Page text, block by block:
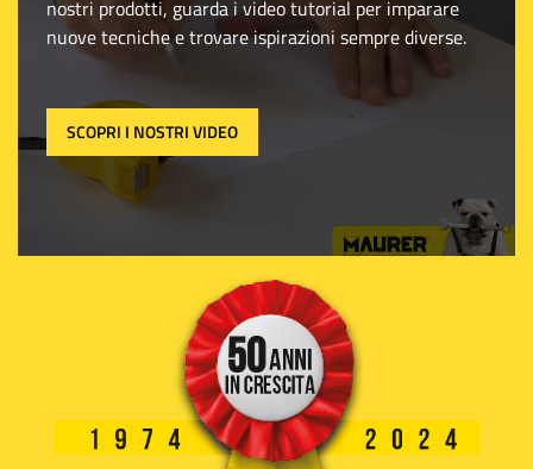
nostri prodotti, guarda i video tutorial per imparare
nuove tecniche e trovare ispirazioni sempre diverse.
SCOPRI I NOSTRI VIDEO